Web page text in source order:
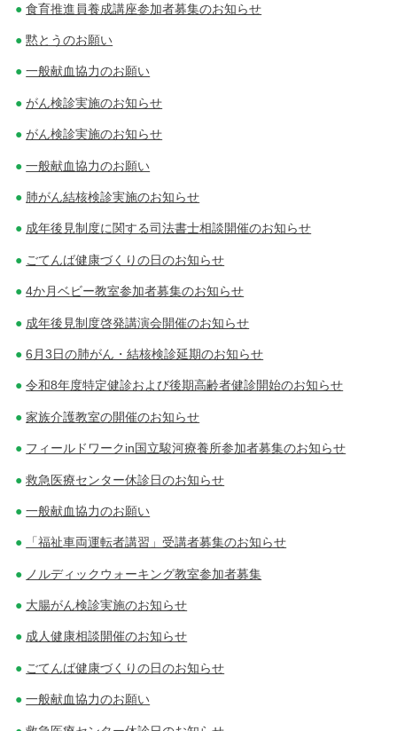
シ
ョ
ン
食育推進員養成講座参加者募集のお知らせ
黙とうのお願い
一般献血協力のお願い
がん検診実施のお知らせ
がん検診実施のお知らせ
一般献血協力のお願い
肺がん結核検診実施のお知らせ
成年後見制度に関する司法書士相談開催のお知らせ
ごてんば健康づくりの日のお知らせ
4か月ベビー教室参加者募集のお知らせ
成年後見制度啓発講演会開催のお知らせ
6月3日の肺がん・結核検診延期のお知らせ
令和8年度特定健診および後期高齢者健診開始のお知らせ
家族介護教室の開催のお知らせ
フィールドワークin国立駿河療養所参加者募集のお知らせ
救急医療センター休診日のお知らせ
一般献血協力のお願い
「福祉車両運転者講習」受講者募集のお知らせ
ノルディックウォーキング教室参加者募集
大腸がん検診実施のお知らせ
成人健康相談開催のお知らせ
ごてんば健康づくりの日のお知らせ
一般献血協力のお願い